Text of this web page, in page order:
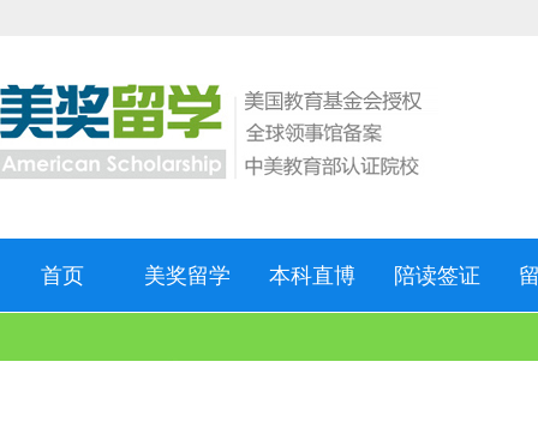
首页 美奖留学 本科直博 陪读签证